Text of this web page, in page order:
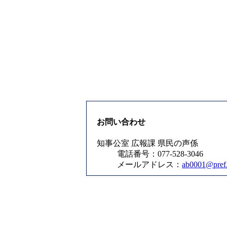
お問い合わせ
知事公室 広報課 県民の声係
電話番号：077-528-3046
メールアドレス：